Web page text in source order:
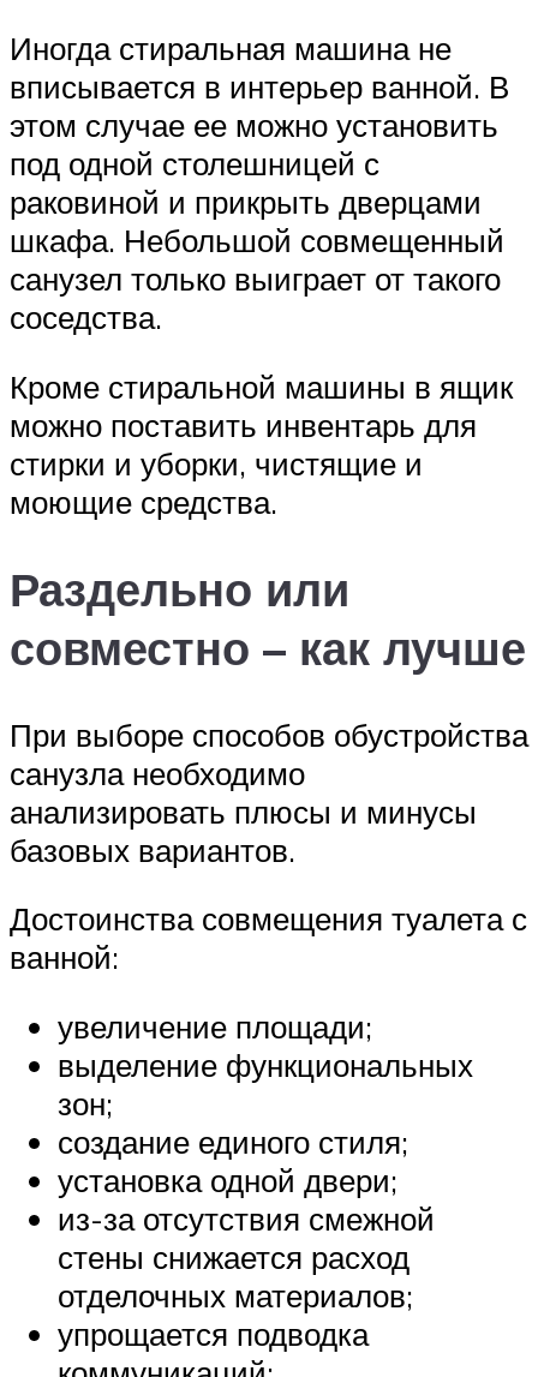
Иногда стиральная машина не
вписывается в интерьер ванной. В
этом случае ее можно установить
под одной столешницей с
раковиной и прикрыть дверцами
шкафа. Небольшой совмещенный
санузел только выиграет от такого
соседства.
Кроме стиральной машины в ящик
можно поставить инвентарь для
стирки и уборки, чистящие и
моющие средства.
Раздельно или
совместно – как лучше
При выборе способов обустройства
санузла необходимо
анализировать плюсы и минусы
базовых вариантов.
Достоинства совмещения туалета с
ванной:
увеличение площади;
выделение функциональных
зон;
создание единого стиля;
установка одной двери;
из-за отсутствия смежной
стены снижается расход
отделочных материалов;
упрощается подводка